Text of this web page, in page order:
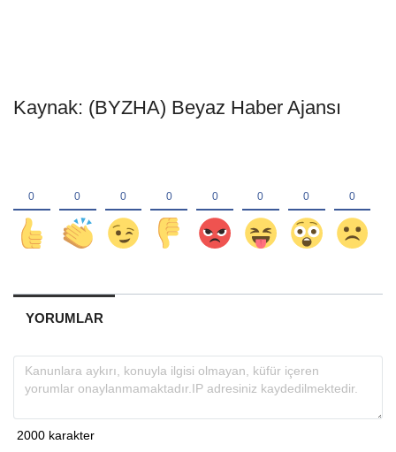
Kaynak: (BYZHA) Beyaz Haber Ajansı
YORUMLAR